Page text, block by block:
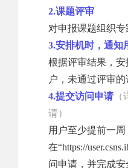
2.课题评审
对申报课题组织
3.安排机时，通知
根据评审结果，
户，未通过评审
4.提交访问申请
请）
用户至少提前一周
在“https://
问申请，并完成